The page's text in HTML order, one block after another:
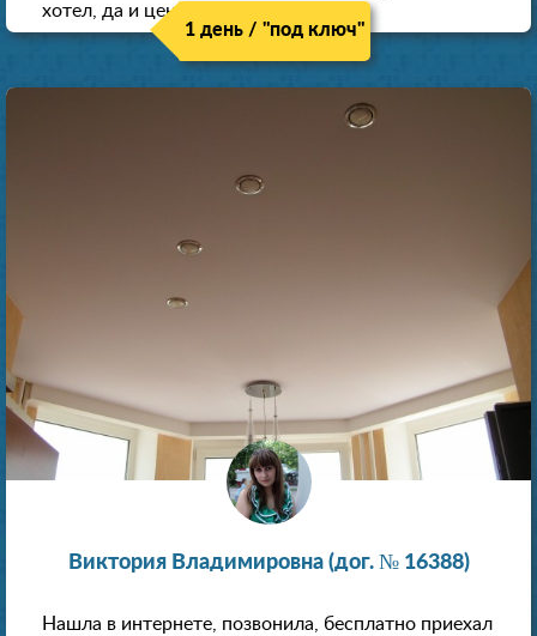
хотел, да и цена нормальная.
1 день / "под ключ"
Виктория Владимировна (дог. № 16388)
Нашла в интернете, позвонила, бесплатно приехал